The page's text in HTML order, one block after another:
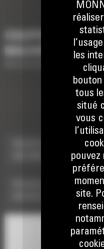
EQUIPEMENTS
Brève description des
RACCORD
Attache de type S à
Attache de type S à
les
tous
situé
vous
pouvez
site.